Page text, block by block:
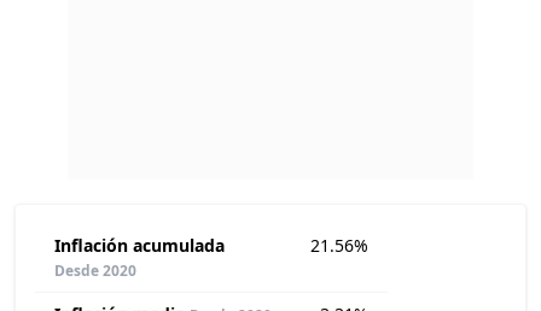
Inflación acumulada
Desde 2020
21.56%